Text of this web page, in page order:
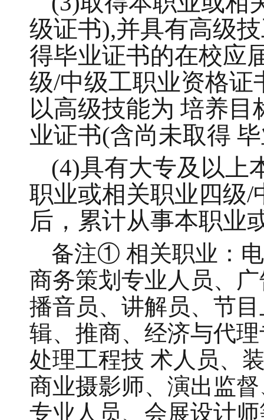
级证书),并具有高级
得毕业证书的在校应
级/中级工职业资格证
以高级技能为 培养
业证书(含尚未取得
(4)具有大专及以上
职业或相关职业四级
后，累计从事本职业
备注① 相关职业：电
商务策划专业人员、
播音员、讲解员、节
辑、推商、经济与代
处理工程技 术人员、
商业摄影师、演出监
专业人员、会展设计